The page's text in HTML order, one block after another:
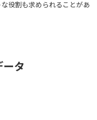
役割も求められることがあ
タ